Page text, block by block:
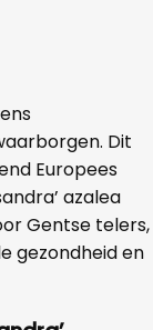
Dit
Europees
azalea
Gentse telers,
gezondheid en